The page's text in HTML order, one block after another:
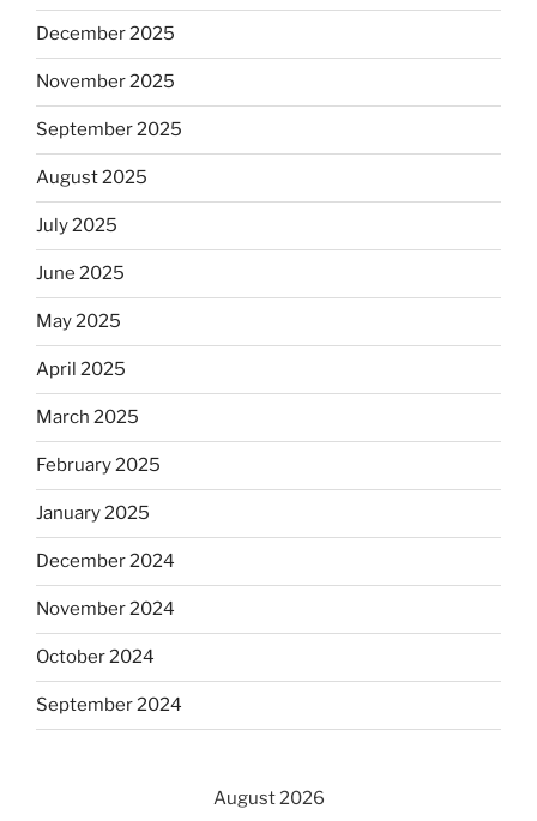
December 2025
November 2025
September 2025
August 2025
July 2025
June 2025
May 2025
April 2025
March 2025
February 2025
January 2025
December 2024
November 2024
October 2024
September 2024
August 2026